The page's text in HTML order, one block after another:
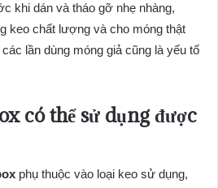
khi dán và tháo gỡ nhẹ nhàng,
keo chất lượng và cho móng thật
lần dùng móng giả cũng là yếu tố
có thể sử dụng được
phụ thuộc vào loại keo sử dụng,